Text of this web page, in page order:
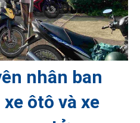
nhân ban
ôtô và xe